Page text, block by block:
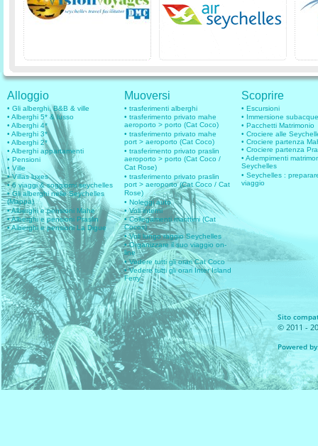
Alloggio
• Gli alberghi, B&B & ville
• Alberghi 5* & lusso
• Alberghi 4*
• Alberghi 3*
• Alberghi 2*
• Alberghi appartamenti
• Pensioni
• Ville
• Villas luxes
• 6 viaggi & soggiorni seychelles
• Gli alberghi nelle Seychelles
(Mappa)
• Alberghi e pensioni Mahe
• Alberghi e pensioni Praslin
• Alberghi e pensioni La Digue
Muoversi
• trasferimenti alberghi
• trasferimento privato mahe
aeroporto > porto (Cat Coco)
• trasferimento privato mahe
port > aeroporto (Cat Coco)
• trasferimento privato praslin
aeroporto > porto (Cat Coco /
Cat Rose)
• trasferimento privato praslin
port > aeroporto (Cat Coco / Cat
Rose)
• Noleggi auto
• Voli interni
• Collegamenti marittimi (Cat
Cocos)
• Voli lungo raggio Seychelles
• Organizzare il suo viaggio on-
line
• Vedere tutti gli orari Cat Coco
• Vedere tutti gli orari Inter Island
Ferry
Scoprire
• Escursioni
• Immersione
• Pacchetti Matrimonio
• Crociere alle
• Crociere partenza
• Crociere partenza
• Adempimenti
Seychelles
• Seychelles :
viaggio
Sito
© 2011 -
Powered by